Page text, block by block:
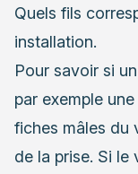
Quels fils
installation.
Pour savoir si
par exemple
fiches mâles du
de la prise. Si